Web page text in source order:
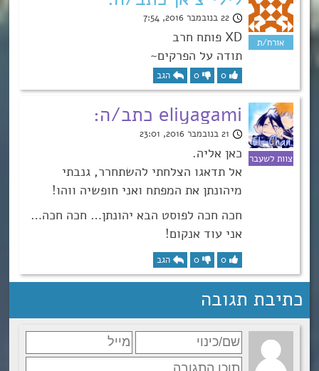
22 בנובמבר 2016, 7:54
XD פותח חרב
תודה על הפרקים~
0
0 הגב
eliyagami כתב/ה:
21 בנובמבר 2016, 23:01
כאן אליה.
אל תדאגו הצלחתי להשתחרר, גנבתי
מיהונתן את המפתח ואני חופשיה ווהו!
חכה חכה לפוסט הבא יהונתן… חכה חכה…
אני עוד אנקום!
0
0 הגב
כתיבת תגובה